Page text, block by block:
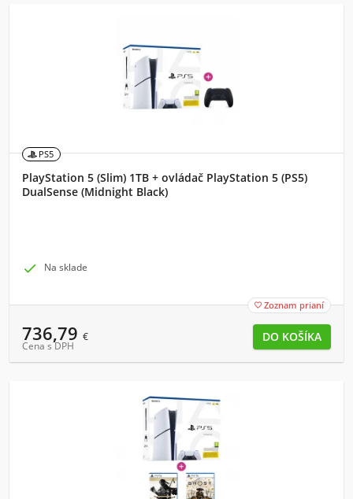
PS5
PlayStation 5 (Slim) 1TB + ovládač PlayStation 5 (PS5)
DualSense (Midnight Black)
 Na sklade
 Zoznam prianí
736,79 €
Cena s DPH